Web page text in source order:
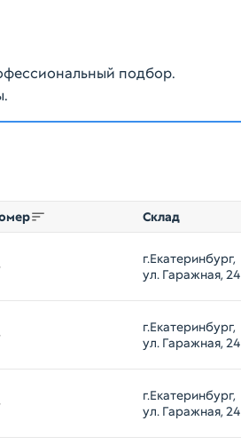
подбор.
Склад
г.Екатеринбург,
ул. Гаражная, 24
г.Екатеринбург,
ул. Гаражная, 24
г.Екатеринбург,
ул. Гаражная, 24